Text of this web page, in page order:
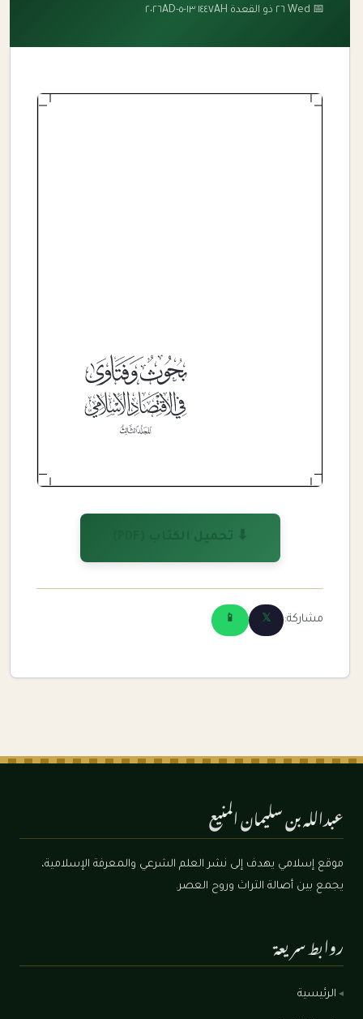
📅 Wed ٢٦ ذو القعدة ١٤٤٧AH ١٣-٥-٢٠٢٦AD
⬇ تحميل الكتاب (PDF)
مشاركة: 𝕏
📱
عبدالله بن سليمان المنيع
موقع إسلامي يهدف إلى نشر العلم الشرعي والمعرفة الإسلامية،
يجمع بين أصالة التراث وروح العصر.
روابط سريعة
الرئيسية